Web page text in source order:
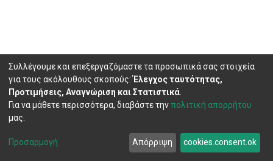
Cookie
End User
Agreement
Send
Feedback
Συλλέγουμε και επεξεργαζόμαστε τα προσωπικά σας στοιχεία
για τους ακόλουθους σκοπούς:Έλεγχος ταυτότητας,
Προτιμήσεις, Αναγνώριση και Στατιστικά
Για να μάθετε περισσότερα, διαβάστε τηνπολιτική απορρήτου
μας.
Προσαρμογή Απόρριψη cookies.consent.ok